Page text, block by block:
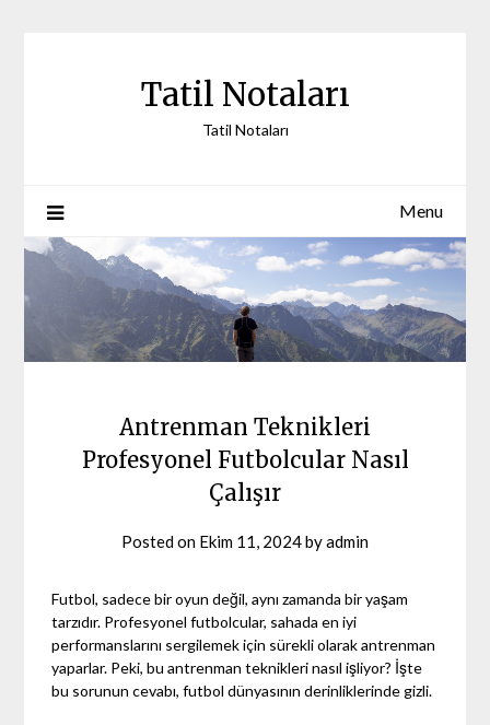
Tatil Notaları
Tatil Notaları
Menu
Antrenman Teknikleri
Profesyonel Futbolcular Nasıl
Çalışır
Posted on Ekim 11, 2024byadmin
Futbol, sadece bir oyun değil, aynı zamanda bir yaşam
tarzıdır. Profesyonel futbolcular, sahada en iyi
performanslarını sergilemek için sürekli olarak antrenman
yaparlar. Peki, bu antrenman teknikleri nasıl işliyor? İşte
bu sorunun cevabı, futbol dünyasının derinliklerinde gizli.